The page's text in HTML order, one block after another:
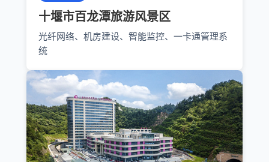
十堰市百龙潭旅游风景区
光纤网络、机房建设、智能监控、一卡通管理系
统